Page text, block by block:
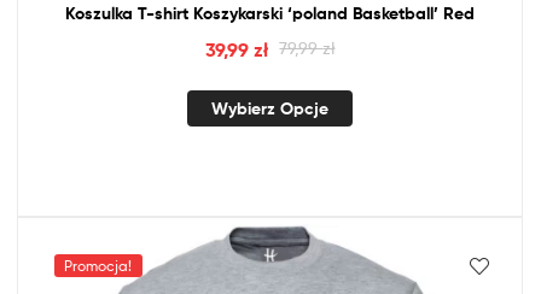
Koszulka T-shirt Koszykarski ‘poland Basketball’ Red
79,99zł
39,99 zł
Wybierz Opcje
Promocja!